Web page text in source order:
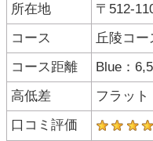
所在地
〒512-
コース
丘陵コー
コース距離
Blue：
高低差
フラット
口コミ評価